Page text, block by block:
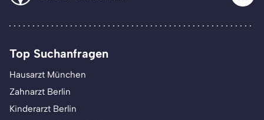
Top Suchanfragen
Hausarzt München
Zahnarzt Berlin
Kinderarzt Berlin